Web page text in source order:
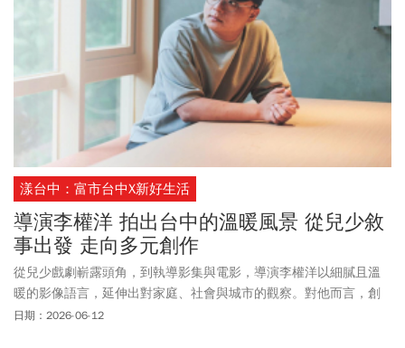
漾台中：富市台中X新好生活
導演李權洋 拍出台中的溫暖風景 從兒少敘
事出發 走向多元創作
從兒少戲劇嶄露頭角，到執導影集與電影，導演李權洋以細膩且溫
暖的影像語言，延伸出對家庭、社會與城市的觀察。對他而言，創
作的起點始終很單純——從自身經驗出發，從《鏡子森林》到今年
日期：2026-06-12